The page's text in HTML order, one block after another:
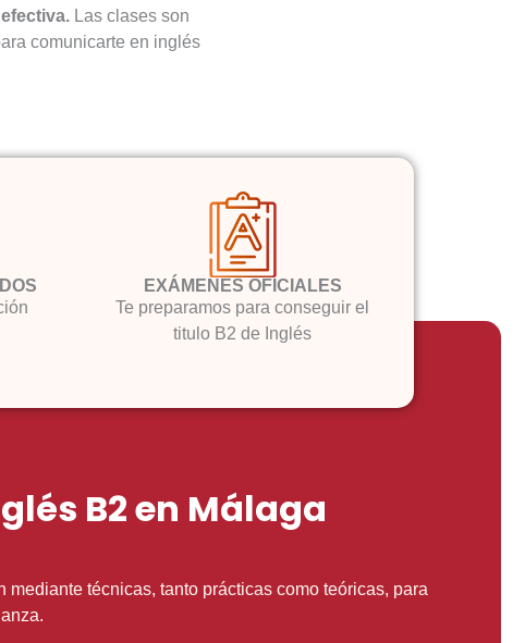
Las clases son
comunicarte en inglés
EXÁMENES OFICIALES
Te preparamos para conseguir el
titulo B2 de Inglés
B2 en Málaga
técnicas, tanto prácticas como teóricas, para